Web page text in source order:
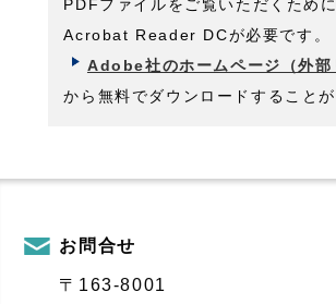
PDFファイルをご覧いただくため
Acrobat Reader DCが必要です。
Adobe社のホームページ（外部
から無料でダウンロードすることが
お問合せ
〒163-8001